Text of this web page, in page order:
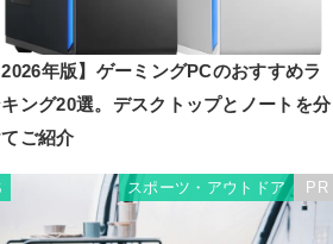
年版】ゲーミングPCのおすすめラ
ング20選。デスクトップとノートを分
ご紹介
スポーツ・アウトドア PR